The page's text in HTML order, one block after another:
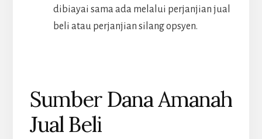
dibiayai sama ada melalui perjanjian jual
beli atau perjanjian silang opsyen.
Sumber Dana Amanah
Jual Beli